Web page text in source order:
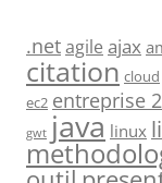
.netagile ajax
citation cloud
ec2 entreprise
gwt java linux